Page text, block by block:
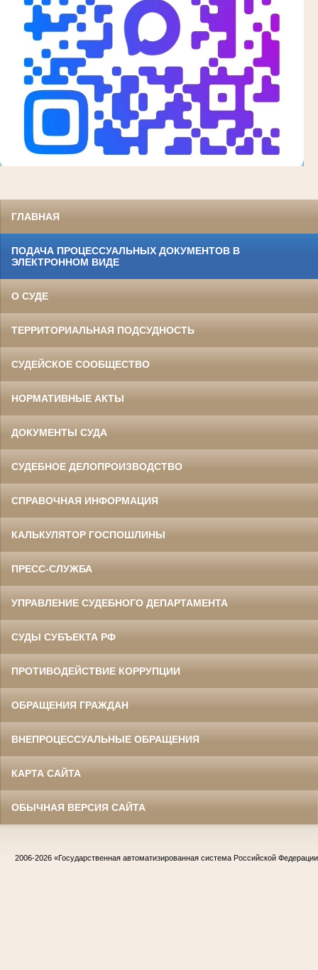
ГЛАВНАЯ
ПОДАЧА ПРОЦЕССУАЛЬНЫХ ДОКУМЕНТОВ В
ЭЛЕКТРОННОМ ВИДЕ
О СУДЕ
ТЕРРИТОРИАЛЬНАЯ ПОДСУДНОСТЬ
СУДЕЙСКОЕ СООБЩЕСТВО
НОРМАТИВНЫЕ АКТЫ
ДОКУМЕНТЫ СУДА
СУДЕБНОЕ ДЕЛОПРОИЗВОДСТВО
СПРАВОЧНАЯ ИНФОРМАЦИЯ
КАЛЬКУЛЯТОР ГОСПОШЛИНЫ
ПРЕСС-СЛУЖБА
УПРАВЛЕНИЕ СУДЕБНОГО ДЕПАРТАМЕНТА
СУДЫ СУБЪЕКТА РФ
ПРОТИВОДЕЙСТВИЕ КОРРУПЦИИ
ОБРАЩЕНИЯ ГРАЖДАН
ВНЕПРОЦЕССУАЛЬНЫЕ ОБРАЩЕНИЯ
КАРТА САЙТА
ОБЫЧНАЯ ВЕРСИЯ САЙТА
2006-2026 «Государственная автоматизированная система Российской